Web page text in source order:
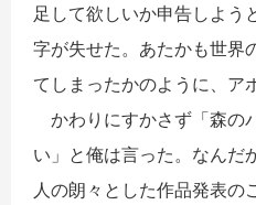
足して欲しいか申告しよう
字が失せた。あたかも世界
てしまったかのように、ア
かわりにすかさず「森の
い」と俺は言った。なんだ
人の朗々とした作品発表の